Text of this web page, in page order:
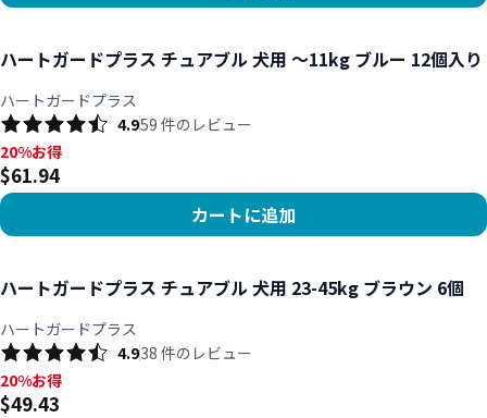
ハートガードプラス チュアブル 犬用 ～11kg ブルー 12個入り
ハートガードプラス
4.959 件のレビュー
20%お得, $61.94
20%お得
$61.94
カートに追加
ハートガードプラス チュアブル 犬用 23-45kg ブラウン 6個
ハートガードプラス
4.938 件のレビュー
20%お得, $49.43
20%お得
$49.43